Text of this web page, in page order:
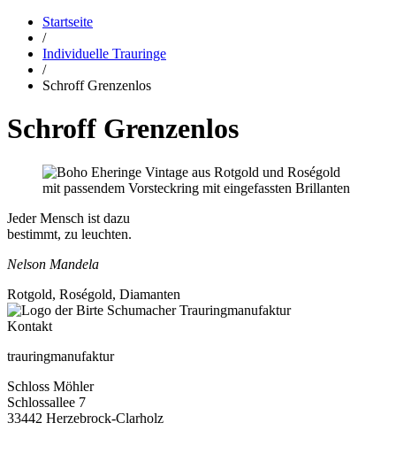
Startseite
/
Individuelle Trauringe
/
Schroff Grenzenlos
Schroff Grenzenlos
Jeder Mensch ist dazu
bestimmt, zu leuchten.
Nelson Mandela
Rotgold, Roségold, Diamanten
Kontakt
trauringmanufaktur
Schloss Möhler
Schlossallee 7
33442 Herzebrock-Clarholz